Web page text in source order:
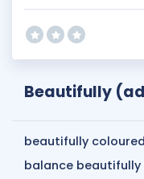
Beautifully
beautifully
balance beautifully